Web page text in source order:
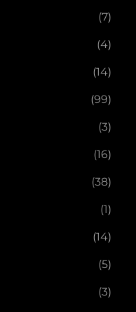
(7)
(4)
(14)
(99)
(3)
(16)
(38)
(1)
(14)
(5)
(3)